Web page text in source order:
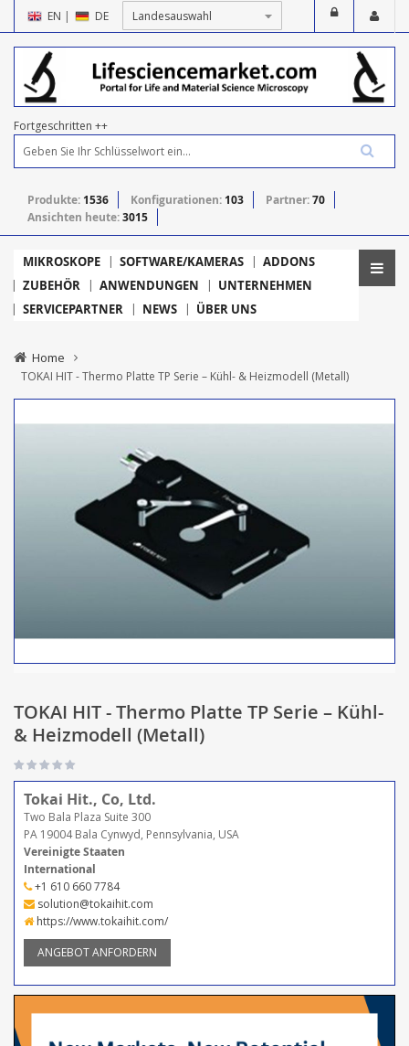
EN | DE
Fortgeschritten ++
Produkte: 1536 Konfigurationen: 103 Partner:70
Ansichten heute:3015
MIKROSKOPE SOFTWARE/KAMERAS
ADDONS
ZUBEHÖR
ANWENDUNGEN
UNTERNEHMEN
SERVICEPARTNER
NEWS ÜBER UNS
Home
TOKAI HIT - Thermo Platte TP Serie – Kühl- & Heizmodell (Metall)
TOKAI HIT - Thermo Platte TP Serie – Kühl-
& Heizmodell (Metall)
Tokai Hit., Co, Ltd.
Two Bala Plaza Suite 300
PA 19004 Bala Cynwyd, Pennsylvania, USA
Vereinigte Staaten
International
+1 610 660 7784
solution@tokaihit.com
https://www.tokaihit.com/
ANGEBOT ANFORDERN